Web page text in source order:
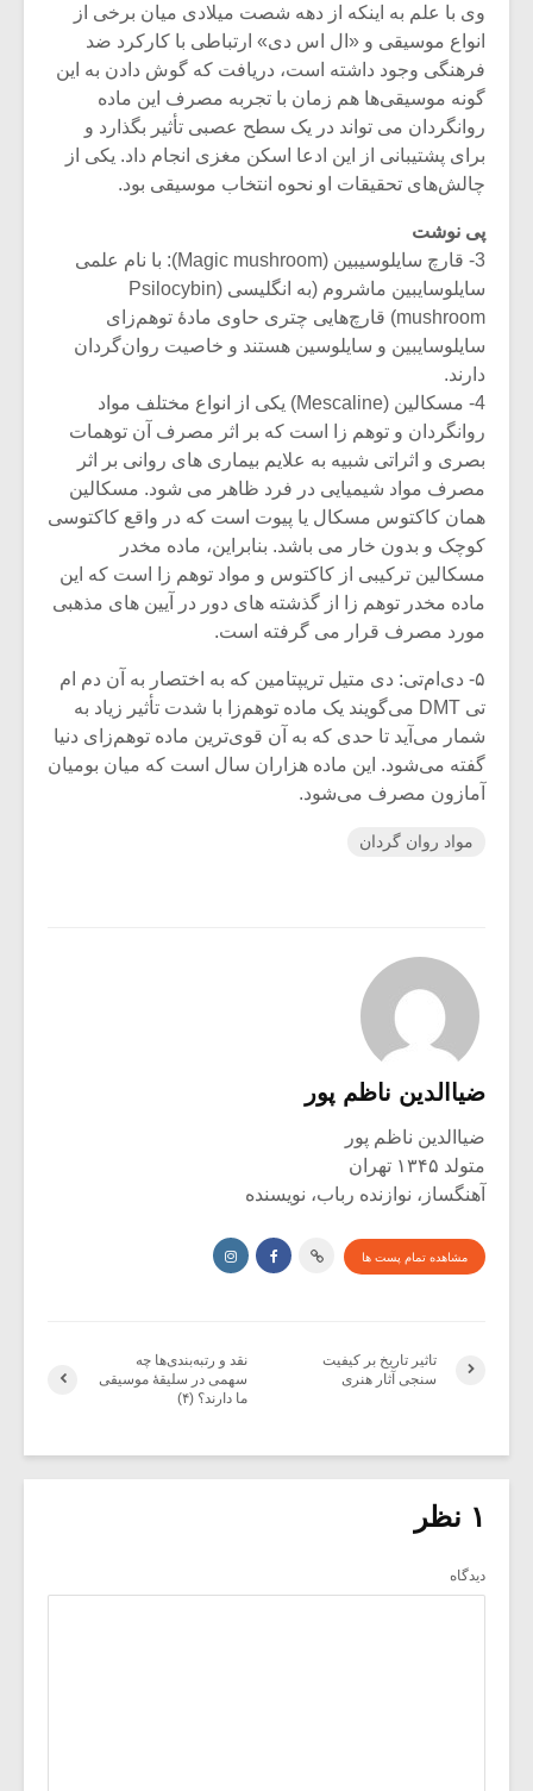
وی با علم به اینکه از دهه شصت میلادی میان برخی از
انواع موسیقی‌ و «ال اس دی» ارتباطی با کارکرد ضد
فرهنگی وجود داشته است، دریافت که گوش دادن به این
گونه موسیقی‌ها هم زمان با تجربه مصرف این ماده
روانگردان می تواند در یک سطح عصبی تأثیر بگذارد و
برای پشتیبانی از این ادعا اسکن مغزی انجام داد. یکی از
چالش‌های تحقیقات او نحوه انتخاب موسیقی بود.
پی نوشت
3- قارچ سایلوسیبین (Magic mushroom): با نام علمی
سایلوسایبین ماشروم (به انگلیسی (Psilocybin
mushroom) قارچ‌هایی چتری حاوی مادهٔ توهم‌زای
سایلوسایبین و سایلوسین هستند و خاصیت روان‌گردان
دارند.
4- مسکالین (Mescaline) یکی از انواع مختلف مواد
روانگردان و توهم زا است که بر اثر مصرف آن توهمات
بصری و اثراتی شبیه به علایم بیماری های روانی بر اثر
مصرف مواد شیمیایی در فرد ظاهر می شود. مسکالین
همان کاکتوس مسکال یا پیوت است که در واقع کاکتوسی
کوچک و بدون خار می باشد. بنابراین، ماده مخدر
مسکالین ترکیبی از کاکتوس و مواد توهم زا است که این
ماده مخدر توهم زا از گذشته های دور در آیین های مذهبی
مورد مصرف قرار می گرفته است.
۵- دی‌ام‌تی: دی متیل تریپتامین که به اختصار به آن دم ام
تی DMT می‌گویند یک ماده توهم‌زا با شدت تأثیر زیاد به
شمار می‌آید تا حدی که به آن قوی‌ترین ماده توهم‌زای دنیا
گفته می‌شود. این ماده هزاران سال است که میان بومیان
آمازون مصرف می‌شود.
مواد روان گردان
ضیاالدین ناظم پور
ضیاالدین ناظم پور
متولد ۱۳۴۵ تهران
آهنگساز، نوازنده رباب، نویسنده
مشاهده تمام پست ها
نقد و رتبه‌بندی‌ها چه
سهمی در سلیقۀ موسیقی
ما دارند؟ (۴)
تاثیر تاریخ بر کیفیت
سنجی آثار هنری
۱ نظر
دیدگاه